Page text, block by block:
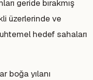
geride bırakmış
üzerlerinde ve
hedef sahaları
boğa yılanı